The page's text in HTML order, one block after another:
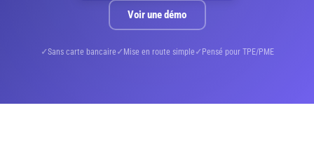
Voir une démo
Sans carte bancaire Mise en route simple Pensé pour TPE/PME